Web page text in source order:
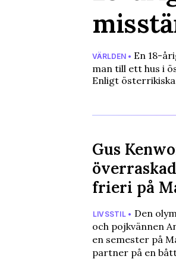
VÄRLDEN • En 18-
man till ett hus i
Enligt
Gus
frieri på
LIVSSTIL • Den
och pojkvännen
en semester på
partner på en